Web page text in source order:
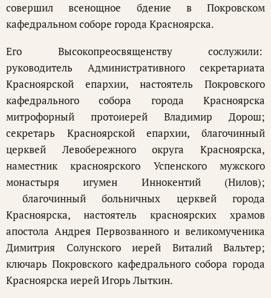
совершил всенощное бдение в Покровском
кафедральном соборе города Красноярска.
Его Высокопреосвященству сослужили:
руководитель Административного секретариата
Красноярской епархии, настоятель Покровского
кафедрального собора города Красноярска
митрофорный протоиерей Владимир Дорош;
секретарь Красноярской епархии, благочинный
церквей Левобережного округа Красноярска,
наместник красноярского Успенского мужского
монастыря игумен Иннокентий (Нилов);
благочинный больничных церквей города
Красноярска, настоятель красноярских храмов
апостола Андрея Первозванного и великомученика
Димитрия Солунского иерей Виталий Вальтер;
ключарь Покровского кафедрального собора города
Красноярска иерей Игорь Лыткин.